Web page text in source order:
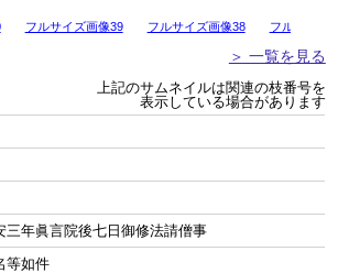
フルサイズ画像39 フルサイズ画像38 フルサイズ
＞ 一覧を見る
上記のサムネイルは関連の枝番号を
表示している場合があります
三年眞言院後七日御修法請僧事
等如件